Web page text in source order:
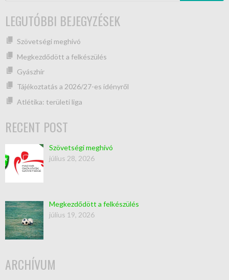
LEGUTÓBBI BEJEGYZÉSEK
Szövetségi meghívó
Megkezdődött a felkészülés
Gyászhír
Tájékoztatás a 2026/27-es idényről
Atlétika: területi liga
RECENT POST
Szövetségi meghívó
július 28, 2026
Megkezdődött a felkészülés
július 19, 2026
ARCHÍVUM